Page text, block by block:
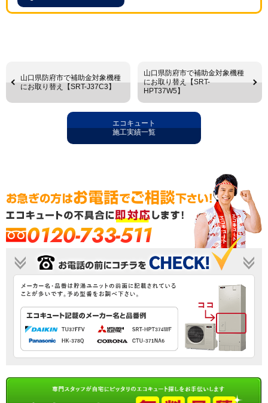
山口県防府市で補助金対象機種
にお取り替え【SRT-J37C3】
山口県防府市で補助金対象機種
にお取り替え【SRT-
HPT37W5】
エコキュート
施工実績一覧
0120-733-511